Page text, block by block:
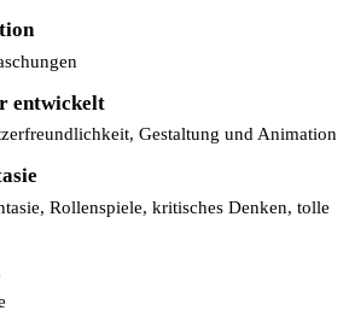
entwickelt
Gestaltung und Animation
Rollenspiele, kritisches Denken, tolle